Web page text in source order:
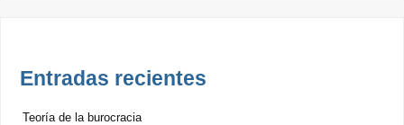
Entradas recientes
Teoría de la burocracia